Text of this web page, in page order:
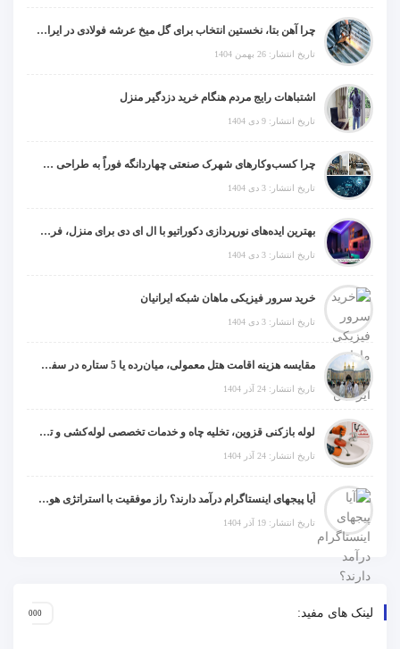
چرا آهن بتا، نخستین انتخاب برای گل میخ عرشه فولادی در ایران است؟
تاریخ انتشار: 26 بهمن 1404
اشتباهات رایج مردم هنگام خرید دزدگیر منزل
تاریخ انتشار: 9 دی 1404
چرا کسب‌وکارهای شهرک صنعتی چهاردانگه فوراً به طراحی سایت نیاز دارند؟
تاریخ انتشار: 3 دی 1404
بهترین ایده‌های نورپردازی دکوراتیو با ال ای دی برای منزل، فروشگاه و دفتر کار
تاریخ انتشار: 3 دی 1404
خرید سرور فیزیکی ماهان شبکه ایرانیان
تاریخ انتشار: 3 دی 1404
مقایسه هزینه اقامت هتل معمولی، میان‌رده یا 5 ستاره در سفر زیارتی عراق
تاریخ انتشار: 24 آذر 1404
لوله بازکنی قزوین، تخلیه چاه و خدمات تخصصی لوله‌کشی و تشخیص ترکیدگی
تاریخ انتشار: 24 آذر 1404
آیا پیجهای اینستاگرام درآمد دارند؟ راز موفقیت با استراتژی هوشمندانه
تاریخ انتشار: 19 آذر 1404
لینک های مفید: